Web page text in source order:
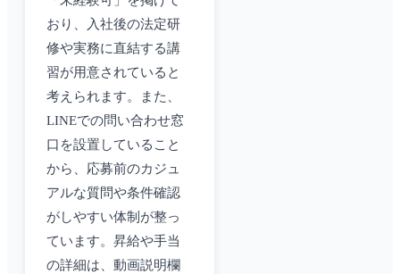
おり、入社後の法定研
修や実務に直結する講
習が用意されていると
考えられます。また、
LINEでの問い合わせ窓
口を設置していること
から、応募前のカジュ
アルな質問や条件確認
がしやすい体制が整っ
ています。昇給や手当
の詳細は、動画説明欄